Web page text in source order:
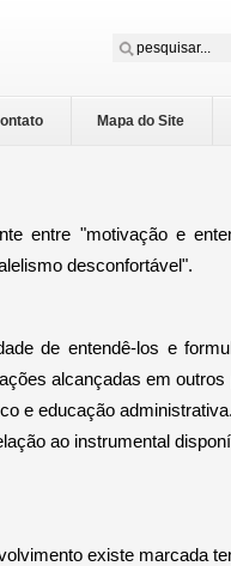
Mapa do Site
entre "motivação e
desconfortável".
de entendê-los e
alcançadas em
e educação
ao instrumental
existe marcada